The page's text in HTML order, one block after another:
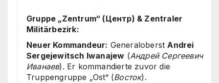
Gruppe „Zentrum“ (Центр) & Zentraler
Militärbezirk:
Neuer Kommandeur: GeneraloberstAndrei
Sergejewitsch Iwanajew (Андрей Сергеевич
Иванаев). Er kommandierte zuvor die
Truppengruppe „Ost“ (Восток).